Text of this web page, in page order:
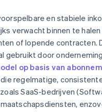
en stabiele
verwacht binnen te
of lopende contracten.
gebruikt door
op basis van
regelmatige,
SaaS-bedrijven